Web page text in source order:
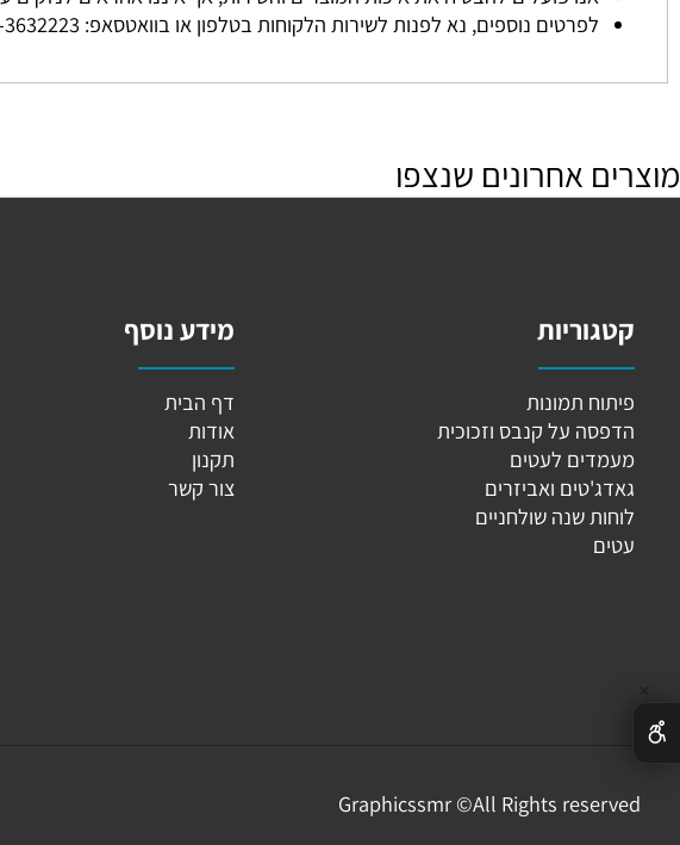
אספקת המוצרים תתבצע בהתאם לזמני המשלוח המצוינים באתר.
לפרטים נוספים, נא לפנות לשירות הלקוחות בטלפון או בוואטסאפ:053-3632223
תמונות
על קנבס וזכוכית
לעטים
ואביזרים
מידע נוסף
דף הבית
אודות